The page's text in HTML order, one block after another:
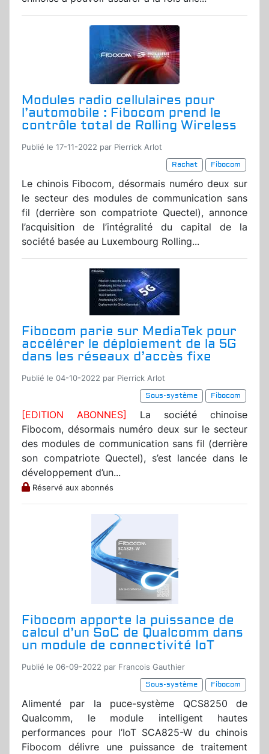
Modules radio cellulaires pour
l’automobile : Fibocom prend le
contrôle total de Rolling Wireless
Publié le 17-11-2022 par Pierrick Arlot
Rachat
Fibocom
Le chinois Fibocom, désormais numéro deux sur
le secteur des modules de communication sans
fil (derrière son compatriote Quectel), annonce
l’acquisition de l’intégralité du capital de la
société basée au Luxembourg Rolling...
Fibocom parie sur MediaTek pour
accélérer le déploiement de la 5G
dans les réseaux d’accès fixe
Publié le 04-10-2022 par Pierrick Arlot
Sous-système
Fibocom
[EDITION ABONNES] La société chinoise
Fibocom, désormais numéro deux sur le secteur
des modules de communication sans fil (derrière
son compatriote Quectel), s’est lancée dans le
développement d’un...
Réservé aux abonnés
Fibocom apporte la puissance de
calcul d’un SoC de Qualcomm dans
un module de connectivité IoT
Publié le 06-09-2022 par Francois Gauthier
Sous-système
Fibocom
Alimenté par la puce-système QCS8250 de
Qualcomm, le module intelligent hautes
performances pour l’IoT SCA825-W du chinois
Fibocom délivre une puissance de traitement